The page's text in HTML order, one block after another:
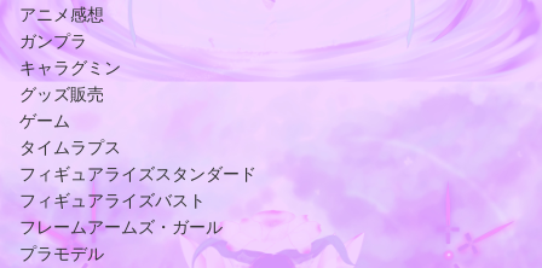
アニメ感想
ガンプラ
キャラグミン
グッズ販売
ゲーム
タイムラプス
フィギュアライズスタンダード
フィギュアライズバスト
フレームアームズ・ガール
プラモデル